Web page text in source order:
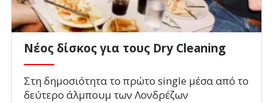
Νέος δίσκος για τους Dry Cleaning
Στη δημοσιότητα το πρώτο single μέσα από το
δεύτερο άλμπουμ των Λονδρέζων